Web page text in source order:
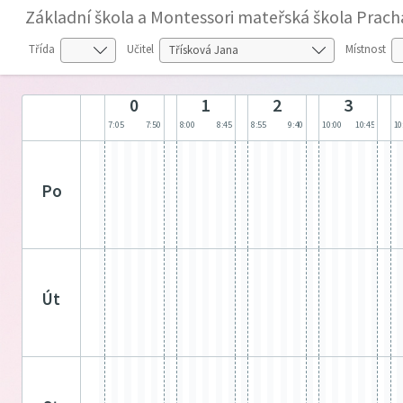
Základní škola a Montessori mateřská škola
Třída Učitel Místnost
0
7:05 7:50
1
8:00 8:45
2
8:55 9:40
3
10:00 10:45
po
út